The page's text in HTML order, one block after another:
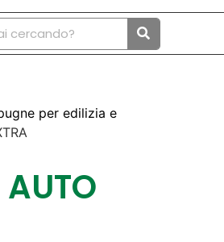
per edilizia e